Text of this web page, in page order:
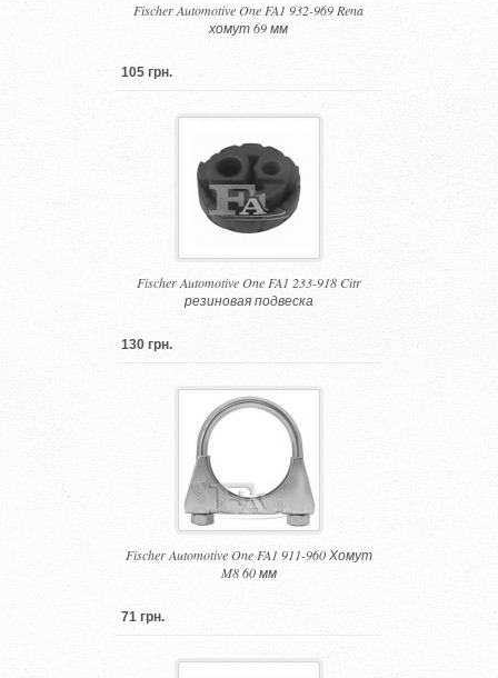
Fischer Automotive One FA1 932-969 Rena
хомут 69 мм
105 грн.
Fischer Automotive One FA1 233-918 Citr
резиновая подвеска
130 грн.
Fischer Automotive One FA1 911-960 Хомут
M8 60 мм
71 грн.